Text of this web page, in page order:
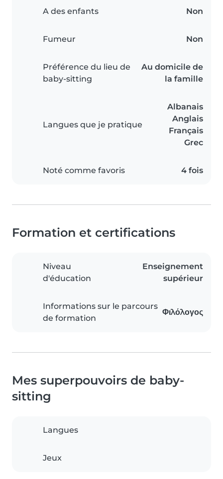
A des enfants Non
Fumeur Non
Préférence du lieu de
baby-sitting
Au domicile de
la famille
Langues que je pratique
Albanais
Anglais
Français
Grec
Noté comme favoris 4 fois
Formation et certifications
Niveau
d'éducation
Enseignement
supérieur
Informations sur le parcours
de formation
Φιλόλογος
Mes superpouvoirs de baby-
sitting
Langues
Jeux